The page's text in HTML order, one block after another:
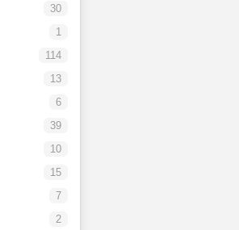
30
1
114
13
6
39
10
15
7
2